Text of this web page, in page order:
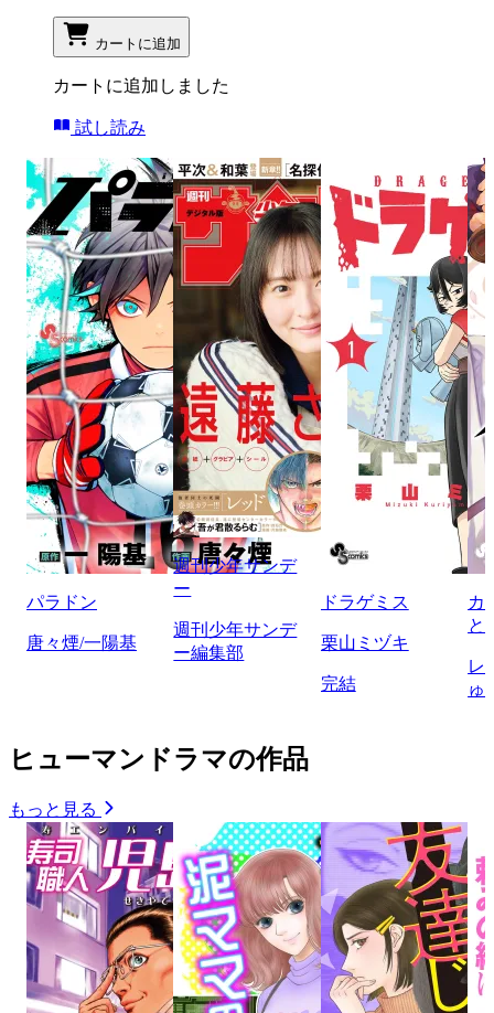
カートに追加
カートに追加しました
試し読み
パラドン
唐々煙/一陽基
週刊少年サンデ
ー
週刊少年サンデ
ー編集部
ドラゲミス
栗山ミヅキ
完結
カ
と
レ
ゅ
ヒューマンドラマの作品
もっと見る